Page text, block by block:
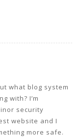
what blog system
with? I’m
security
website and I
more safe.